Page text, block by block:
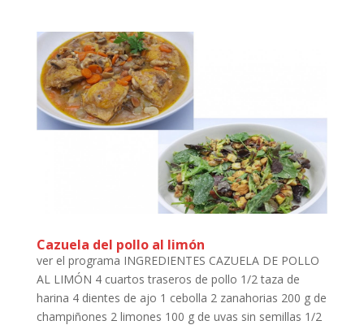
Cazuela del pollo al limón
ver el programa INGREDIENTES CAZUELA DE POLLO
AL LIMÓN 4 cuartos traseros de pollo 1/2 taza de
harina 4 dientes de ajo 1 cebolla 2 zanahorias 200 g de
champiñones 2 limones 100 g de uvas sin semillas 1/2